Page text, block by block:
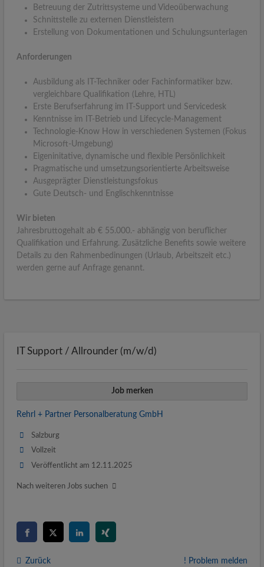
Betreuung der Zutrittsysteme und Videoüberwachung
Schnittstelle zu externen Dienstleistern
Erstellung von Dokumentationen und Schulungsunterlagen
Anforderungen
Ausbildung als IT-Techniker oder Fachinformatiker bzw.
vergleichbare Qualifikation (Lehre, HTL)
Erste Berufserfahrung im IT-Support und Servicedesk
Kenntnisse im IT-Betrieb und Lifecycle-Management
Technologie-Know How in verschiedenen Systemen (Fokus
Microsoft-Umgebung)
Eigeninitative, dynamische und flexible Persönlichkeit
Pragmatische und umsetzungsorientierte Arbeitsweise
Ausgeprägter Dienstleistungsfokus
Gute Deutsch- und Englischkenntnisse
Wir bieten
Jahresbruttogehalt ab € 55.000.- abhängig von beruflicher
Qualifikation und Erfahrung. Zusätzliche Benefits sowie weitere
Details zu den Rahmenbedinungen (Urlaub, Arbeitszeit etc.)
werden gerne auf Anfrage genannt.
IT Support / Allrounder (m/w/d)
Job merken
Rehrl + Partner Personalberatung GmbH
Salzburg
Vollzeit
Veröffentlicht am 12.11.2025
Nach weiteren Jobs suchen
Zurück ! Problem melden